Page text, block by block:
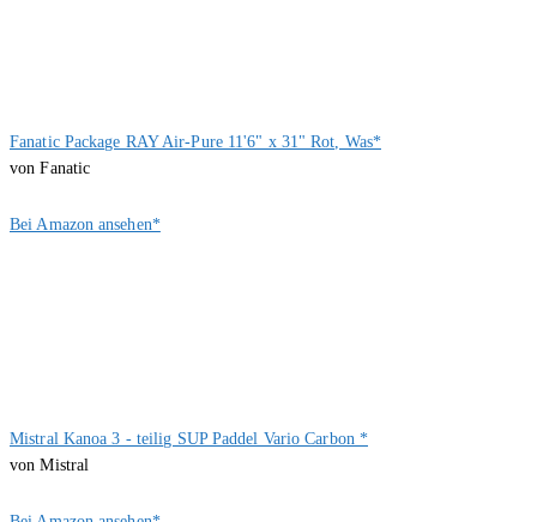
Fanatic Package RAY Air-Pure 11'6" x 31" Rot, Was*
von Fanatic
Bei Amazon ansehen*
Mistral Kanoa 3 - teilig SUP Paddel Vario Carbon *
von Mistral